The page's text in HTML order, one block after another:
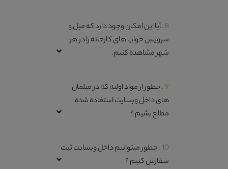
8 . آیا این امکان وجود دارد که مبل و
سرویس خواب های کارخانه را در هر
شهر مشاهده کنیم.
9 . چطور از مواد اولیه که در مبلمان
های داخل وبسایت استفاده شده
مطلع بشیم ؟
10 . چطور میتوانیم داخل وبسایت ثبت
سفارش کنیم ؟